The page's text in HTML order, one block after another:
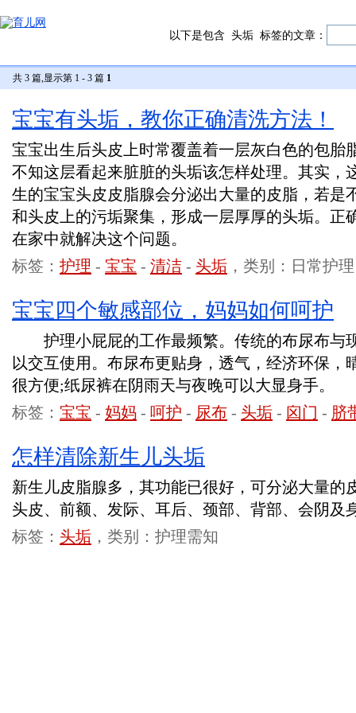
以下是包含 头垢 标签的文章：
共 3 篇,显示第 1 - 3 篇 1
宝宝有头垢，教你正确清洗方法！
宝宝出生后头皮上时常覆盖着一层灰白色的包胎
不知这层看起来脏脏的头垢该怎样处理。其实，
生的宝宝头皮皮脂腺会分泌出大量的皮脂，若是
和头皮上的污垢聚集，形成一层厚厚的头垢。正
在家中就解决这个问题。
标签： 护理 - 宝宝 - 清洁 - 头垢 ，类别：日常护理
宝宝四个敏感部位，妈妈如何呵护
护理小屁屁的工作最频繁。传统的布尿布与
以交互使用。布尿布更贴身，透气，经济环保，
很方便;纸尿裤在阴雨天与夜晚可以大显身手。
标签： 宝宝 - 妈妈 - 呵护 - 尿布 - 头垢 - 囟门 - 脐
怎样清除新生儿头垢
新生儿皮脂腺多，其功能已很好，可分泌大量的
头皮、前额、发际、耳后、颈部、背部、会阴及
标签： 头垢 ，类别：护理需知